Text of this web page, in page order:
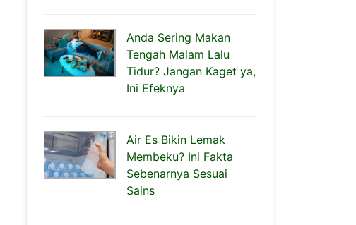
Anda Sering Makan
Tengah Malam Lalu
Tidur? Jangan Kaget ya,
Ini Efeknya
Air Es Bikin Lemak
Membeku? Ini Fakta
Sebenarnya Sesuai
Sains